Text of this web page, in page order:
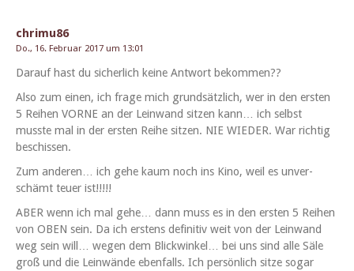
chrimu86
Do., 16. Februar 2017 um 13:01
Darauf hast du sicher­lich keine Antwort bekommen??
Also zum einen, ich frage mich grund­sät­zlich, wer in den ersten
5 Rei­hen VORNE an der Lein­wand sitzen kann… ich selb­st
musste mal in der ersten Rei­he sitzen. NIE WIEDER. War richtig
beschissen.
Zum anderen… ich gehe kaum noch ins Kino, weil es unver­
schämt teuer ist!!!!!
ABER wenn ich mal gehe… dann muss es in den ersten 5 Rei­hen
von OBEN sein. Da ich erstens defin­i­tiv weit von der Lein­wand
weg sein will… wegen dem Blick­winkel… bei uns sind alle Säle
groß und die Lein­wände eben­falls. Ich per­sön­lich sitze sog­ar